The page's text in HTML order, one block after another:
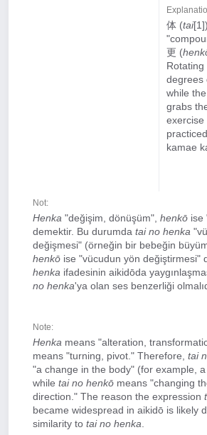
体 (tai
更 (
degrees
while
grabs
exercise
kamae
Not:
Henka "değişim, dönüşüm", henkō ise
demektir. Bu durumda tai no henka
değişmesi" (örneğin bir bebeğin
henkō ise "vücudun yön değiştirmesi"
henka ifadesinin aikidōda
no henka'ya olan ses benzerliği
Note:
Henka means "alteration,
means "turning, pivot." Therefore, tai
"a change in the body" (for example, a
while tai no henkō means "changing
direction." The reason the expression
became widespread in aikidō is likely
similarity to tai no henka